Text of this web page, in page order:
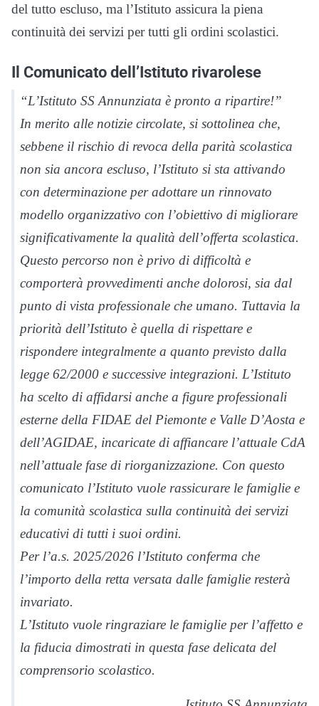
del tutto escluso, ma l’Istituto assicura la piena
continuità dei servizi per tutti gli ordini scolastici.
Il Comunicato dell’Istituto rivarolese
“L’Istituto SS Annunziata è pronto a ripartire!”
In merito alle notizie circolate, si sottolinea che,
sebbene il rischio di revoca della parità scolastica
non sia ancora escluso, l’Istituto si sta attivando
con determinazione per adottare un rinnovato
modello organizzativo con l’obiettivo di migliorare
significativamente la qualità dell’offerta scolastica.
Questo percorso non è privo di difficoltà e
comporterà provvedimenti anche dolorosi, sia dal
punto di vista professionale che umano. Tuttavia la
priorità dell’Istituto è quella di rispettare e
rispondere integralmente a quanto previsto dalla
legge 62/2000 e successive integrazioni. L’Istituto
ha scelto di affidarsi anche a figure professionali
esterne della FIDAE del Piemonte e Valle D’Aosta e
dell’AGIDAE, incaricate di affiancare l’attuale CdA
nell’attuale fase di riorganizzazione. Con questo
comunicato l’Istituto vuole rassicurare le famiglie e
la comunità scolastica sulla continuità dei servizi
educativi di tutti i suoi ordini.
Per l’a.s. 2025/2026 l’Istituto conferma che
l’importo della retta versata dalle famiglie resterà
invariato.
L’Istituto vuole ringraziare le famiglie per l’affetto e
la fiducia dimostrati in questa fase delicata del
comprensorio scolastico.